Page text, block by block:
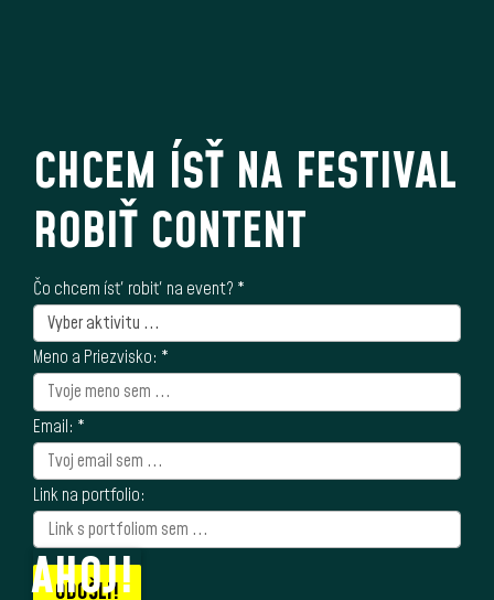
CHCEM ÍSŤ NA FESTIVAL
ROBIŤ CONTENT
Čo chcem ísť robiť na event? *
Meno a Priezvisko: *
Email: *
Link na portfolio:
ODOŠLI!
AHOJ!